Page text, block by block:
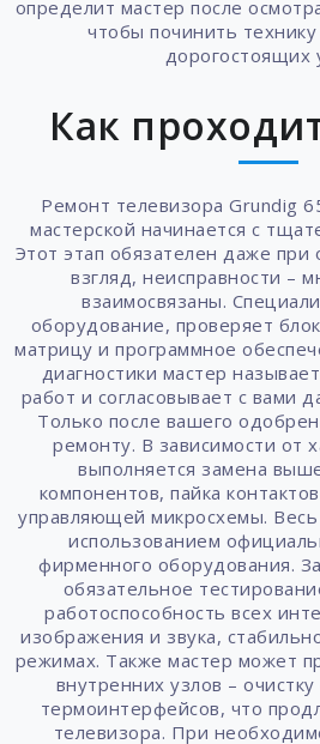
определит мастер после
чтобы починить
дорогостоящих
Как
Ремонт телевизора Grundig
мастерской начинается с
Этот этап обязателен даже
взгляд, неисправности –
взаимосвязаны.
оборудование, проверяет
матрицу и программное
диагностики мастер
работ и согласовывает с вами
Только после вашего
ремонту. В зависимости от
выполняется замена
компонентов, пайка
управляющей микросхемы.
использованием
фирменного оборудования.
обязательное
работоспособность всех
изображения и звука,
режимах. Также мастер может
внутренних узлов –
термоинтерфейсов, что
телевизора. При